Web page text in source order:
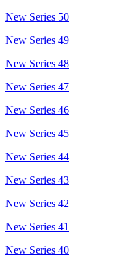
New Series 50
New Series 49
New Series 48
New Series 47
New Series 46
New Series 45
New Series 44
New Series 43
New Series 42
New Series 41
New Series 40